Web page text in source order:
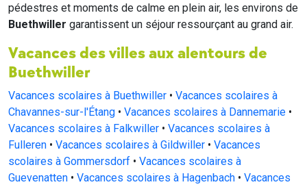
pédestres et moments de calme en plein air, les environs de
Buethwiller garantissent un séjour ressourçant au grand air.
Vacances des villes aux alentours de
Buethwiller
Vacances scolaires à Buethwiller • Vacances scolaires à
Chavannes-sur-l'Étang • Vacances scolaires à Dannemarie •
Vacances scolaires à Falkwiller • Vacances scolaires à
Fulleren • Vacances scolaires à Gildwiller • Vacances
scolaires à Gommersdorf • Vacances scolaires à
Guevenatten • Vacances scolaires à Hagenbach • Vacances